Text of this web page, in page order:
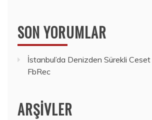
SON YORUMLAR
İstanbul’da Denizden Sürekli Ceset
FbRec
ARŞIVLER